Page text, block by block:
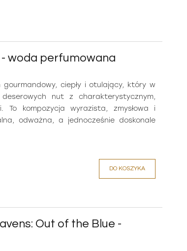
- woda perfumowana
ciepły i otulający, który w
deserowych nut z charakterystycznym,
To kompozycja wyrazista, zmysłowa i
odważna, a jednocześnie doskonale
DO KOSZYKA
Out of the Blue -